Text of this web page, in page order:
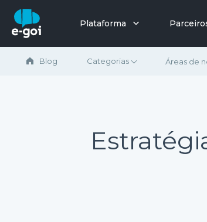
Ir para o conteúdo
Plataforma
Blog Categorias Áreas de